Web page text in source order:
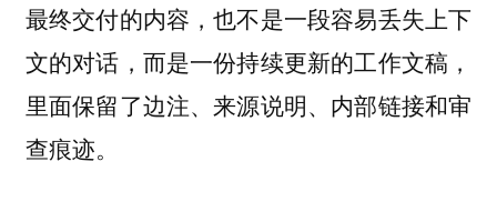
最终交付的内容，也不是一段容易丢失上下
文的对话，而是一份持续更新的工作文稿，
里面保留了边注、来源说明、内部链接和审
查痕迹。